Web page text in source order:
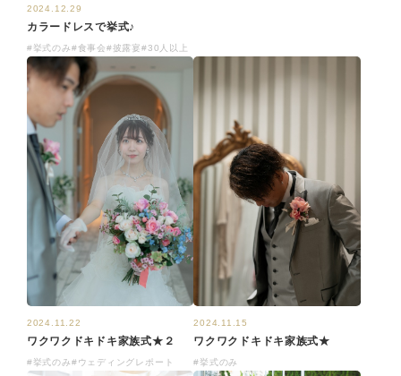
2024.12.29
カラードレスで挙式♪
#挙式のみ#食事会#披露宴#30人以上
2024.11.22
ワクワクドキドキ家族式★２
#挙式のみ#ウェディングレポート
2024.11.15
ワクワクドキドキ家族式★
#挙式のみ